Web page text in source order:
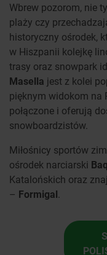
Wbrew pozorom, nie
plaży czy
historyczny ośrodek,
w Hiszpanii kolejkę
trasy oraz snowpark
Masella jest z kolei
pięknym widokom na
połączone i oferują
snowboardzistów.
Miłośnicy sportów
ośrodek narciarski
Katalońskich oraz
– Formigal.